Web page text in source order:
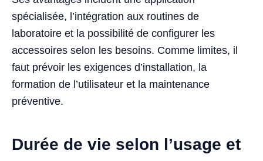
spécialisée, l’intégration aux routines de
laboratoire et la possibilité de configurer les
accessoires selon les besoins. Comme limites, il
faut prévoir les exigences d’installation, la
formation de l’utilisateur et la maintenance
préventive.
Durée de vie selon l’usage et